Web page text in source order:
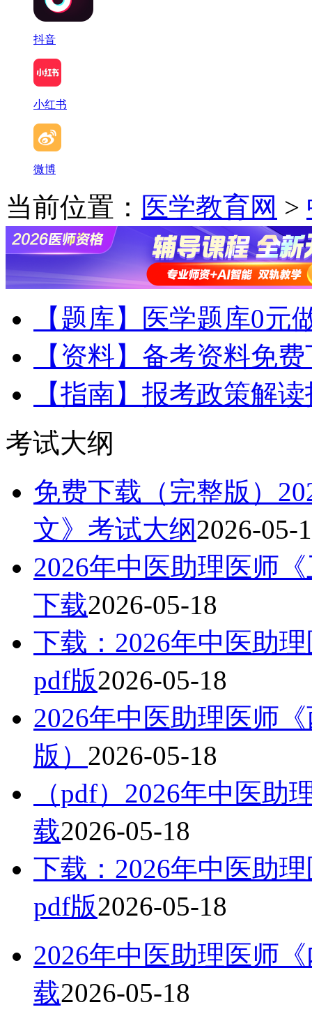
抖音
小红书
微博
当前位置： 医学教育网 >
【题库】医学题库0元
【资料】备考资料免
【指南】报考政策解
考试大纲
免费下载（完整版）
文》考试大纲2026-05-
2026年中医助理医师
下载2026-05-18
下载：2026年中医助
pdf版2026-05-18
2026年中医助理医师
版） 2026-05-18
（pdf）2026年中医
载2026-05-18
下载：2026年中医助
pdf版2026-05-18
2026年中医助理医师
载2026-05-18